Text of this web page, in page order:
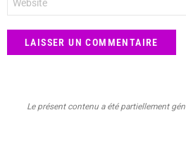
web
Le présent contenu a été partiellement